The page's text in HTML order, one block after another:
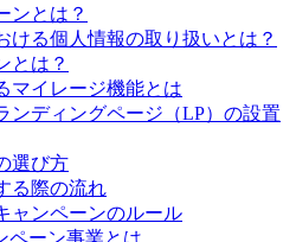
ンとは？
ける個人情報の取り扱いとは？
とは？
マイレージ機能とは
ンディングページ（LP）の設置
選び方
る際の流れ
ャンペーンのルール
ペーン事業とは